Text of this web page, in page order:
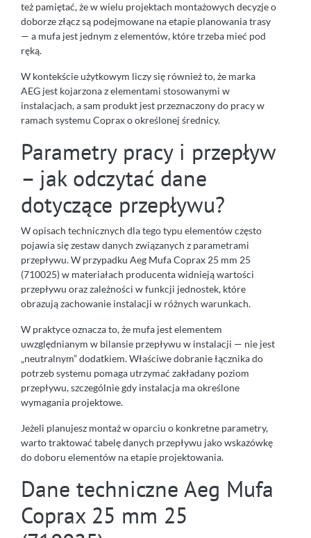
też pamiętać, że w wielu projektach montażowych decyzje o
doborze złącz są podejmowane na etapie planowania trasy
— a mufa jest jednym z elementów, które trzeba mieć pod
ręką.
W kontekście użytkowym liczy się również to, że marka
AEG jest kojarzona z elementami stosowanymi w
instalacjach, a sam produkt jest przeznaczony do pracy w
ramach systemu Coprax o określonej średnicy.
Parametry pracy i przepływ
– jak odczytać dane
dotyczące przepływu?
W opisach technicznych dla tego typu elementów często
pojawia się zestaw danych związanych z parametrami
przepływu. W przypadku Aeg Mufa Coprax 25 mm 25
(710025) w materiałach producenta widnieją wartości
przepływu oraz zależności w funkcji jednostek, które
obrazują zachowanie instalacji w różnych warunkach.
W praktyce oznacza to, że mufa jest elementem
uwzględnianym w bilansie przepływu w instalacji — nie jest
„neutralnym” dodatkiem. Właściwe dobranie łącznika do
potrzeb systemu pomaga utrzymać zakładany poziom
przepływu, szczególnie gdy instalacja ma określone
wymagania projektowe.
Jeżeli planujesz montaż w oparciu o konkretne parametry,
warto traktować tabelę danych przepływu jako wskazówkę
do doboru elementów na etapie projektowania.
Dane techniczne Aeg Mufa
Coprax 25 mm 25